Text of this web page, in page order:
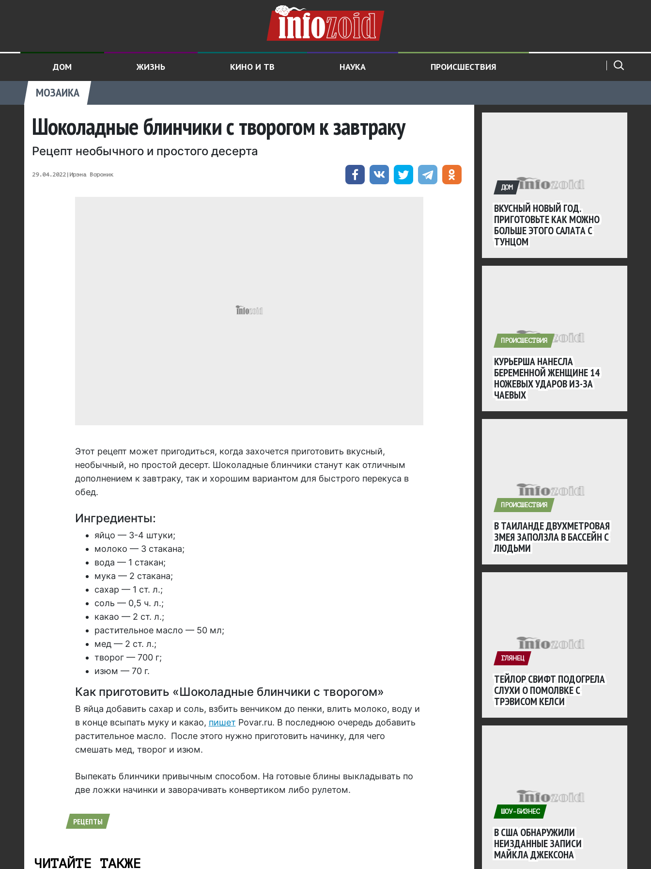
ДОМ ЖИЗНЬ КИНО И ТВ НАУКА ПРОИСШЕСТВИЯ
МОЗАИКА
Шоколадные блинчики с творогом к завтраку
Рецепт необычного и простого десерта
29.04.2022| Ирэна Вороник
Этот рецепт может пригодиться, когда захочется приготовить вкусный,
необычный, но простой десерт. Шоколадные блинчики станут как отличным
дополнением к завтраку, так и хорошим вариантом для быстрого перекуса в
обед.
Ингредиенты:
яйцо — 3-4 штуки;
молоко — 3 стакана;
вода — 1 стакан;
мука — 2 стакана;
сахар — 1 ст. л.;
соль — 0,5 ч. л.;
какао — 2 ст. л.;
растительное масло — 50 мл;
мед — 2 ст. л.;
творог — 700 г;
изюм — 70 г.
Как приготовить «Шоколадные блинчики с творогом»
В яйца добавить сахар и соль, взбить венчиком до пенки, влить молоко, воду и
в конце всыпать муку и какао, пишет Povar.ru. В последнюю очередь добавить
растительное масло. После этого нужно приготовить начинку, для чего
смешать мед, творог и изюм.
Выпекать блинчики привычным способом. На готовые блины выкладывать по
две ложки начинки и заворачивать конвертиком либо рулетом.
РЕЦЕПТЫ
ЧИТАЙТЕ ТАКЖЕ
ДОМ
ВКУСНЫЙ НОВЫЙ ГОД.
ПРИГОТОВЬТЕ КАК МОЖНО
БОЛЬШЕ ЭТОГО САЛАТА С
ТУНЦОМ
ПРОИСШЕСТВИЯ
КУРЬЕРША НАНЕСЛА
БЕРЕМЕННОЙ ЖЕНЩИНЕ 14
НОЖЕВЫХ УДАРОВ ИЗ-ЗА
ЧАЕВЫХ
ПРОИСШЕСТВИЯ
В ТАИЛАНДЕ ДВУХМЕТРОВАЯ
ЗМЕЯ ЗАПОЛЗЛА В БАССЕЙН С
ЛЮДЬМИ
ГЛЯНЕЦ
ТЕЙЛОР СВИФТ ПОДОГРЕЛА
СЛУХИ О ПОМОЛВКЕ С
ТРЭВИСОМ КЕЛСИ
ШОУ-БИЗНЕС
В США ОБНАРУЖИЛИ
НЕИЗДАННЫЕ ЗАПИСИ
МАЙКЛА ДЖЕКСОНА